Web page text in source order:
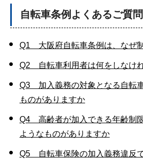
自転車条例よくあるご質問
Q1 大阪府自転車条例は、なぜ
Q2 自転車利用者は何をしなけ
Q3 加入義務の対象となる自転
ものがありますか
Q4 高齢者が加入できる年齢制
ようなものがありますか
Q5 自転車保険の加入義務違反